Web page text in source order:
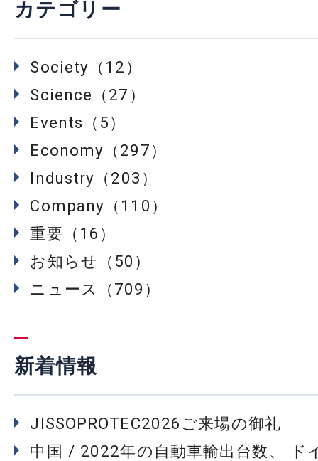
カテゴリー
Society（12）
Science（27）
Events（5）
Economy（297）
Industry（203）
Company（110）
重要（16）
お知らせ（50）
ニュース（709）
新着情報
JISSOPROTEC2026ご来場の御礼
中国 / 2022年の自動車輸出台数、 ド